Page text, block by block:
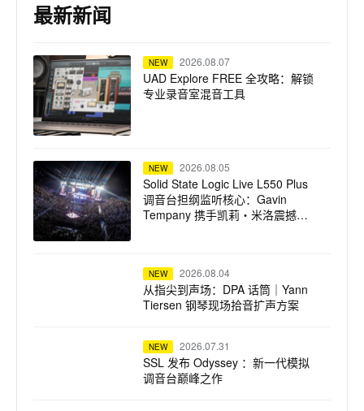
最新新闻
NEW 2026.08.07
UAD Explore FREE 全攻略：解锁
专业录音室混音工具
NEW 2026.08.05
Solid State Logic Live L550 Plus
调音台担纲监听核心：Gavin
Tempany 携手凯莉・米洛震撼巡
NEW 2026.08.04
从指尖到声场：DPA 话筒｜Yann
Tiersen 钢琴现场拾音扩声方案
NEW 2026.07.31
SSL 发布 Odyssey ：新一代模拟
调音台巅峰之作